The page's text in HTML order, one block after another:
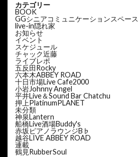
カテゴリー
BOOK
GGシニアコミュニケーションスペース
live-in隠れ家
お知らせ
イベント
スケジュール
チャック近藤
ライブレポ
五反田Rocky
六本木ABBEY ROAD
十日市場Live Cafe2000
小岩Johnny Angel
平井Live＆Sound Bar Chatchu
押上PlatinumPLANET
未分類
神泉Lantern
船橋Live酒場Buddy's
赤坂ピアノラウンジB♭
越谷LIVE ABBEY ROAD
連載
鶴見RubberSoul